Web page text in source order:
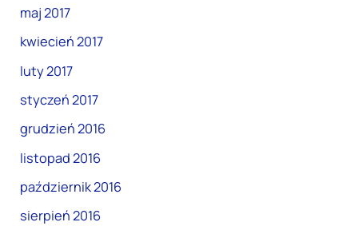
maj 2017
kwiecień 2017
luty 2017
styczeń 2017
grudzień 2016
listopad 2016
październik 2016
sierpień 2016